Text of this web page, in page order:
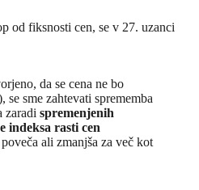
od fiksnosti cen, se v 27. uzanci
da se cena ne bo
se sme zahtevati sprememba
zaradi spremenjenih
indeksa rasti cen
poveča ali zmanjša za več kot